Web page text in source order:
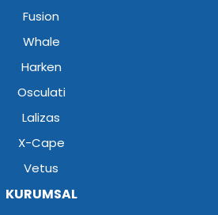
Fusion
Whale
Harken
Osculati
Lalizas
X-Cape
Vetus
KURUMSAL